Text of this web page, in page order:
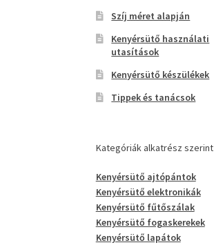
Szíj méret alapján
Kenyérsütő használati
utasítások
Kenyérsütő készülékek
Tippek és tanácsok
Kategóriák alkatrész szerint
Kenyérsütő ajtópántok
Kenyérsütő elektronikák
Kenyérsütő fűtőszálak
Kenyérsütő fogaskerekek
Kenyérsütő lapátok